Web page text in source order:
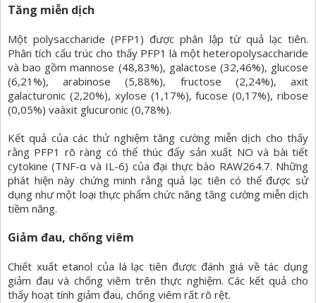
Tăng miễn dịch
Một polysaccharide (PFP1) được phân lập từ quả lạc tiên.
Phân tích cấu trúc cho thấy PFP1 là một heteropolysaccharide
và bao gồm mannose (48,83%), galactose (32,46%), glucose
(6,21%), arabinose (5,88%), fructose (2,24%), axit
galacturonic (2,20%), xylose (1,17%), fucose (0,17%), ribose
(0,05%) vaàxit glucuronic (0,78%).
Kết quả của các thử nghiệm tăng cường miễn dịch cho thấy
rằng PFP1 rõ ràng có thể thúc đẩy sản xuất NO và bài tiết
cytokine (TNF-α và IL-6) của đại thực bào RAW264.7. Những
phát hiện này chứng minh rằng quả lạc tiên có thể được sử
dụng như một loại thực phẩm chức năng tăng cường miễn dịch
tiềm năng.
Giảm đau, chống viêm
Chiết xuất etanol của lá lạc tiên được đánh giá về tác dụng
giảm đau và chống viêm trên thực nghiệm. Các kết quả cho
thấy hoạt tính giảm đau, chống viêm rất rõ rệt.